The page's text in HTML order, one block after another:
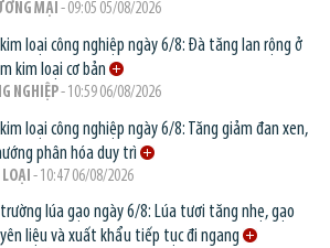
MẠI - 09:05 05/08/2026
loại công nghiệp ngày 6/8: Đà tăng lan rộng ở
kim loại cơ bản
NGHIỆP- 10:59 06/08/2026
loại công nghiệp ngày 6/8: Tăng giảm đan xen,
phân hóa duy trì
- 10:47 06/08/2026
lúa gạo ngày 6/8: Lúa tươi tăng nhẹ, gạo
liệu và xuất khẩu tiếp tục đi ngang